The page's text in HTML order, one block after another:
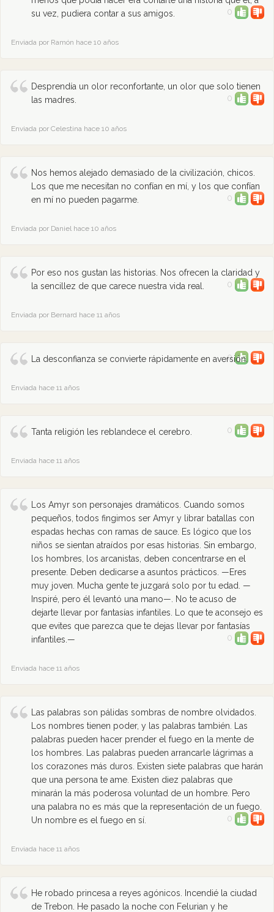
su vez, pudiera contar a sus amigos.
0
Enviada por Ramón hace 10 años
Desprendía un olor reconfortante, un olor que solo tienen
las madres.
0
Enviada por Celestina hace 10 años
Nos hemos alejado demasiado de la civilización, chicos.
Los que me necesitan no confían en mí, y los que confían
en mí no pueden pagarme.
0
Enviada por Daniel hace 10 años
Por eso nos gustan las historias. Nos ofrecen la claridad y
la sencillez de que carece nuestra vida real.
0
Enviada por Bernard hace 11 años
La desconfianza se convierte rápidamente en aversión.
0
Enviada hace 11 años
Tanta religión les reblandece el cerebro. 0
Enviada hace 11 años
Los Amyr son personajes dramáticos. Cuando somos
pequeños, todos fingimos ser Amyr y librar batallas con
espadas hechas con ramas de sauce. Es lógico que los
niños se sientan atraídos por esas historias. Sin embargo,
los hombres, los arcanistas, deben concentrarse en el
presente. Deben dedicarse a asuntos prácticos. —Eres
muy joven. Mucha gente te juzgará solo por tu edad. —
Inspiré, pero él levantó una mano—. No te acuso de
dejarte llevar por fantasías infantiles. Lo que te aconsejo es
que evites que parezca que te dejas llevar por fantasías
infantiles.—
0
Enviada hace 11 años
Las palabras son pálidas sombras de nombre olvidados.
Los nombres tienen poder, y las palabras también. Las
palabras pueden hacer prender el fuego en la mente de
los hombres. Las palabras pueden arrancarle lágrimas a
los corazones más duros. Existen siete palabras que harán
que una persona te ame. Existen diez palabras que
minarán la más poderosa voluntad de un hombre. Pero
una palabra no es más que la representación de un fuego.
Un nombre es el fuego en sí.
0
Enviada hace 11 años
He robado princesa a reyes agónicos. Incendié la ciudad
de Trebon. He pasado la noche con Felurian y he